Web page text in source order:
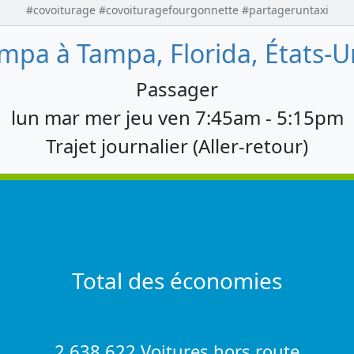
#covoiturage #covoituragefourgonnette #partageruntaxi
à Tampa, Florida, États-
Passager
lun mar mer jeu ven 7:45am - 5:15pm
Trajet journalier (Aller-retour)
Total des économies